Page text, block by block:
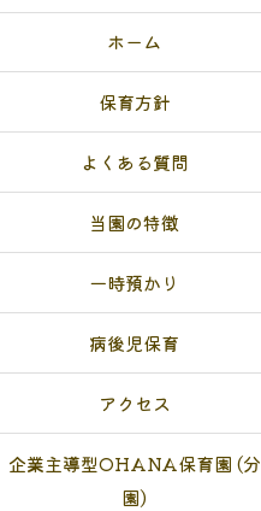
ホーム
保育方針
よくある質問
当園の特徴
一時預かり
病後児保育
アクセス
企業主導型OHANA保育園 (分
園)